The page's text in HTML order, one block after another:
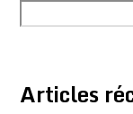
Articles